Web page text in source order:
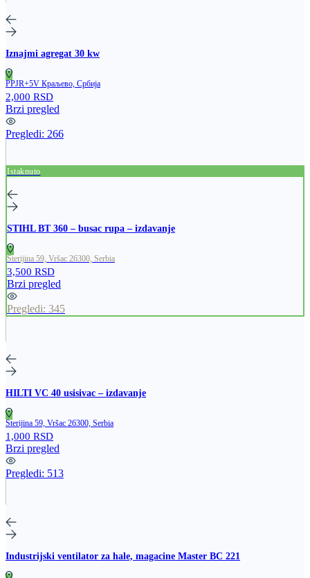
Iznajmi agregat 30 kw
PPJR+5V Краљево, Србија
2,000 RSD
Brzi pregled
Pregledi: 266
Istaknuto
STIHL BT 360 – busac rupa – izdavanje
Sterijina 59, Vršac 26300, Serbia
3,500 RSD
Brzi pregled
Pregledi: 345
HILTI VC 40 usisivac – izdavanje
Sterijina 59, Vršac 26300, Serbia
1,000 RSD
Brzi pregled
Pregledi: 513
Industrijski ventilator za hale, magacine Master BC 221